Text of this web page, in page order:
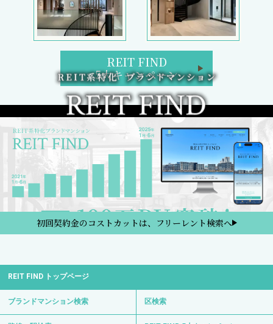
REIT FIND
5大キャンペーン
初回契約金のコストカットは、フリーレント検索へ
REIT FIND トップページ
ブランドマンション検索 区検索